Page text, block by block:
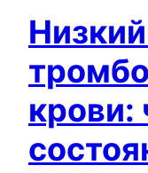
крови: